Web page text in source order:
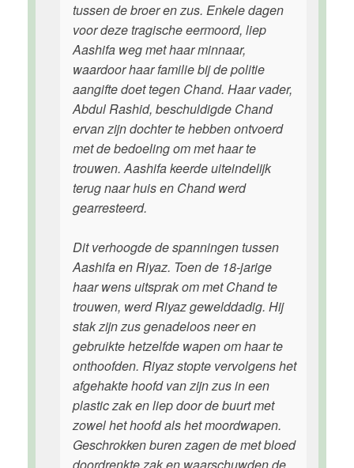
tussen de broer en zus. Enkele dagen
voor deze tragische eermoord, liep
Aashifa weg met haar minnaar,
waardoor haar familie bij de politie
aangifte doet tegen Chand. Haar vader,
Abdul Rashid, beschuldigde Chand
ervan zijn dochter te hebben ontvoerd
met de bedoeling om met haar te
trouwen. Aashifa keerde uiteindelijk
terug naar huis en Chand werd
gearresteerd.
Dit verhoogde de spanningen tussen
Aashifa en Riyaz. Toen de 18-jarige
haar wens uitsprak om met Chand te
trouwen, werd Riyaz gewelddadig. Hij
stak zijn zus genadeloos neer en
gebruikte hetzelfde wapen om haar te
onthoofden. Riyaz stopte vervolgens het
afgehakte hoofd van zijn zus in een
plastic zak en liep door de buurt met
zowel het hoofd als het moordwapen.
Geschrokken buren zagen de met bloed